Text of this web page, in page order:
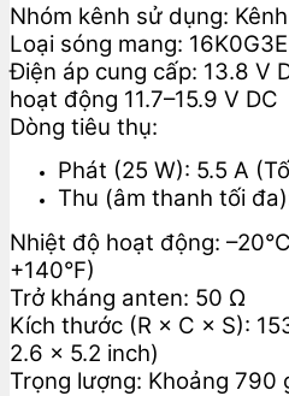
Nhóm kênh sử dụng:
Loại sóng mang:
Điện áp cung cấp: 13.8 V
hoạt động 11.7–15.9 V DC
Dòng tiêu thụ:
Phát (25 W): 5.5 A
Thu (âm thanh tối
Nhiệt độ hoạt động:
+140°F)
Trở kháng anten: 50 Ω
Kích thước (R × C × S):
2.6 × 5.2 inch)
Trọng lượng: Khoảng 790